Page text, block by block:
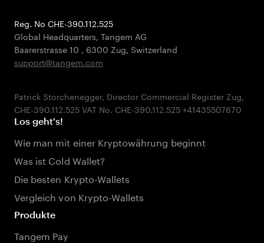
Reg. No CHE-390.112.525
Global Headquarters, Tangem AG
Baarerstrasse 10 , 6300 Zug, Switzerland
support@tangem.com
Patrick Storchenegger, Director Commercial Register Zug,
Los geht's!
Wie man mit einer Kryptowährung beginnt
Was ist Cold Wallet?
Die besten Krypto-Wallets
Vergleich von Krypto-Wallets
Produkte
Tangem Pay